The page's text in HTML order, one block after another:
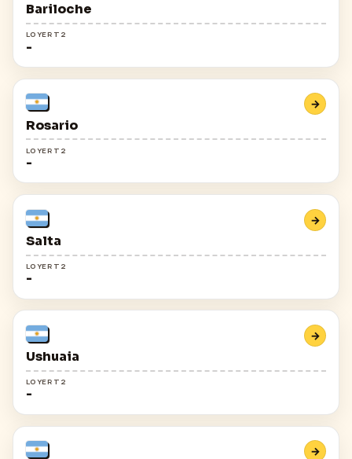
Bariloche
LOYER T2
-
Rosario
→
LOYER T2
-
Salta
→
LOYER T2
-
Ushuaia
→
LOYER T2
-
→